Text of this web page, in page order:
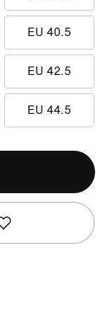
EU 40.5
EU 42.5
EU 44.5